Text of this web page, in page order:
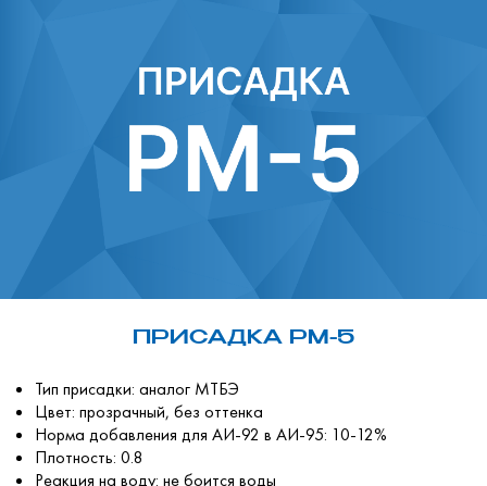
ПРИСАДКА РМ-5
Тип присадки: аналог МТБЭ
Цвет: прозрачный, без оттенка
Норма добавления для АИ-92 в АИ-95: 10-12%
Плотность: 0.8
Реакция на воду: не боится воды